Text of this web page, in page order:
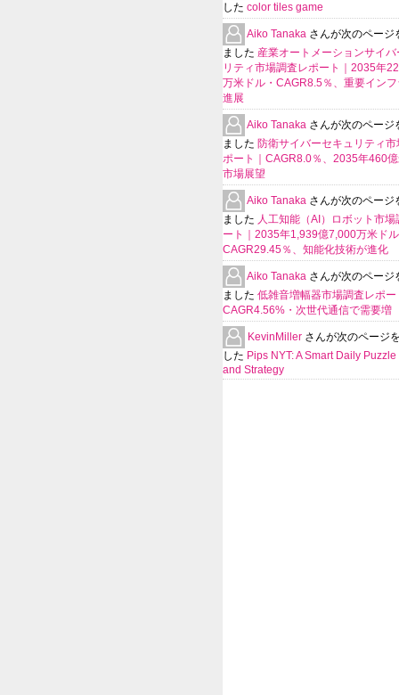
した color tiles game
Aiko Tanaka さんが次のページ
ました 産業オートメーションサイ
リティ市場調査レポート｜2035年
万米ドル・CAGR8.5％、重要イン
進展
Aiko Tanaka さんが次のページ
ました 防衛サイバーセキュリティ
ポート｜CAGR8.0％、2035年460
市場展望
Aiko Tanaka さんが次のページ
ました 人工知能（AI）ロボット市場
ート｜2035年1,939億7,000万米ド
CAGR29.45％、知能化技術が進化
Aiko Tanaka さんが次のページ
ました 低雑音増幅器市場調査レポー
CAGR4.56%・次世代通信で需要増
KevinMiller さんが次のページ
した Pips NYT: A Smart Daily
and Strategy